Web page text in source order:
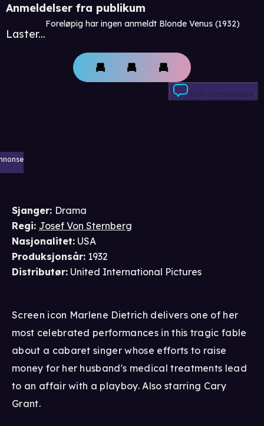
Anmeldelser fra publikum
Laster...
Foreløpig har ingen anmeldt Blonde Venus (1932)
Skriv anmeldelse
Sjanger: Drama
Regi: Josef Von Sternberg
Nasjonalitet: USA
Produksjonsår: 1932
Distributør: United International Pictures
Screen icon Marlene Dietrich delivers one of her
most celebrated performances in this tragic fable
about a cabaret singer whose efforts to raise
money for her husband's medical treatments lead
to an affair with a playboy. Also starring Cary
Grant.